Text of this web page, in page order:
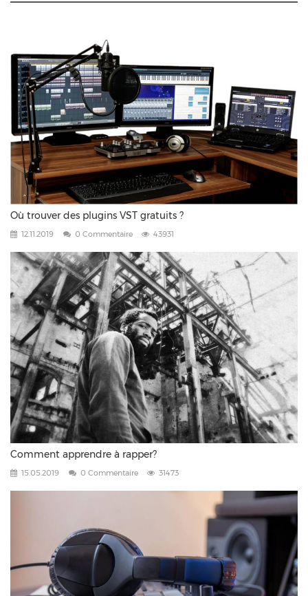
Où trouver des plugins VST gratuits ?
12.11.2019 0 Commentaire 43931
Comment apprendre à rapper?
15.05.2019 0 Commentaire 31473